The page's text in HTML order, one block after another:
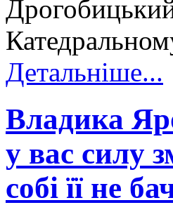
Детальніше...
Владика
у вас силу
собі її не